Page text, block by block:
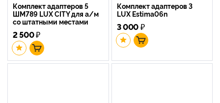
Комплект адаптеров 5
ШМ789 LUX CITY для а/м
со штатными местами
2 500₽
Комплект адаптеров 3
LUX Estima06n
3 000₽